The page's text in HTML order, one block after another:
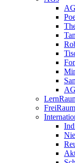
FreiRaum